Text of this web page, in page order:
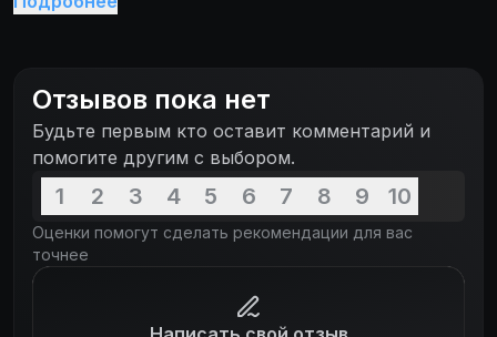
Отзывов пока нет
Будьте первым кто оставит комментарий и
помогите другим с выбором.
1 2 3 4 5 6 7 8 9 10
Оценки помогут сделать рекомендации для вас
точнее